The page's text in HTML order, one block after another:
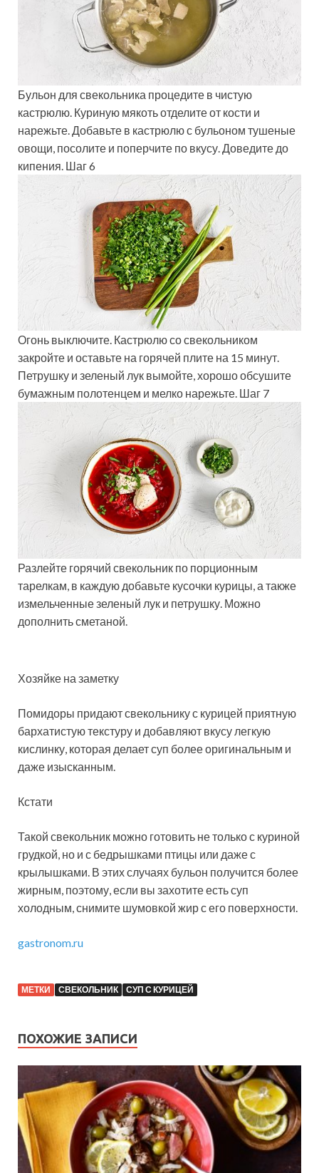
Бульон для свекольника процедите в чистую
кастрюлю. Куриную мякоть отделите от кости и
нарежьте. Добавьте в кастрюлю с бульоном тушеные
овощи, посолите и поперчите по вкусу. Доведите до
кипения. Шаг 6
Огонь выключите. Кастрюлю со свекольником
закройте и оставьте на горячей плите на 15 минут.
Петрушку и зеленый лук вымойте, хорошо обсушите
бумажным полотенцем и мелко нарежьте. Шаг 7
Разлейте горячий свекольник по порционным
тарелкам, в каждую добавьте кусочки курицы, а также
измельченные зеленый лук и петрушку. Можно
дополнить сметаной.
Хозяйке на заметку
Помидоры придают свекольнику с курицей приятную
бархатистую текстуру и добавляют вкусу легкую
кислинку, которая делает суп более оригинальным и
даже изысканным.
Кстати
Такой свекольник можно готовить не только с куриной
грудкой, но и с бедрышками птицы или даже с
крылышками. В этих случаях бульон получится более
жирным, поэтому, если вы захотите есть суп
холодным, снимите шумовкой жир с его поверхности.
gastronom.ru
МЕТКИ СВЕКОЛЬНИК СУП С КУРИЦЕЙ
ПОХОЖИЕ ЗАПИСИ